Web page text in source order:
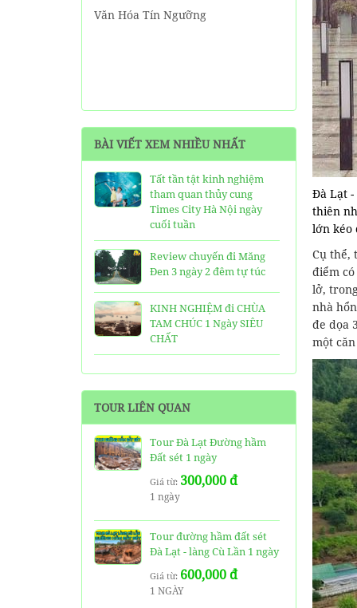
Văn Hóa Tín Ngưỡng
BÀI VIẾT XEM NHIỀU NHẤT
Tất tần tật kinh nghiệm
tham quan thủy cung
Times City Hà Nội ngày
cuối tuần
Review chuyến đi Măng
Đen 3 ngày 2 đêm tự túc
KINH NGHIỆM đi CHÙA
TAM CHÚC 1 Ngày SIÊU
CHẤT
25 Ngôi Chùa ở Sài Gòn
TOP 16 địa điểm du lịch
HẤP DẪN nhất việt nam:
Bạn đã đi được những nơi
Trọn bộ thông tin tuyến
Ninh
HƯỚNG DẪN đi du lịch
TAM ĐẢO chi tiết kèm
thông tin liên hệ
TOUR LIÊN QUAN
Tour Đà Lạt Đường hầm
Đất sét 1 ngày
Giá từ: 300,000 đ
1 ngày
Tour đường hầm đất sét
Đà Lạt - làng Cù Lần 1 ngày
Giá từ: 600,000 đ
1 NGÀY
Đà Lạt
thiên
lớn kéo
Cụ thể,
điểm
lở,
nhà
đe dọa
một